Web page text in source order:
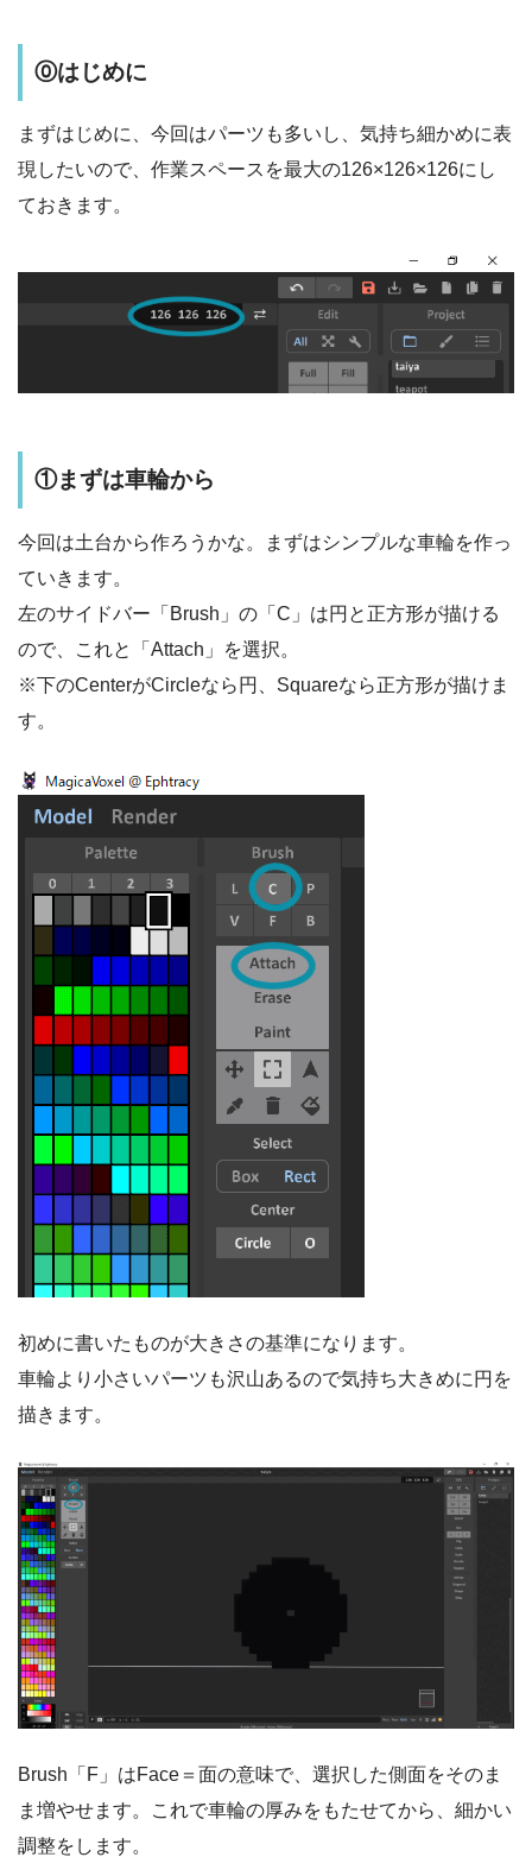
⓪はじめに
まずはじめに、今回はパーツも多いし、気持ち細かめに表
現したいので、作業スペースを最大の126×126×126にし
ておきます。
①まずは車輪から
今回は土台から作ろうかな。まずはシンプルな車輪を作っ
ていきます。
左のサイドバー「Brush」の「C」は円と正方形が描ける
ので、これと「Attach」を選択。
※下のCenterがCircleなら円、Squareなら正方形が描けま
す。
初めに書いたものが大きさの基準になります。
車輪より小さいパーツも沢山あるので気持ち大きめに円を
描きます。
Brush「F」はFace＝面の意味で、選択した側面をそのま
ま増やせます。これで車輪の厚みをもたせてから、細かい
調整をします。